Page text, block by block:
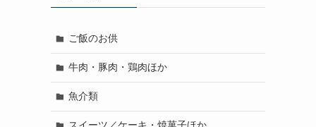
ご飯のお供
牛肉・豚肉・鶏肉ほか
魚介類